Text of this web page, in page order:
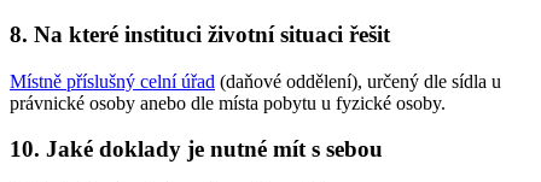
8. Na které instituci životní situaci řešit
Místně příslušný celní úřad (daňové oddělení), určený dle sídla u
právnické osoby anebo dle místa pobytu u fyzické osoby.
10. Jaké doklady je nutné mít s sebou